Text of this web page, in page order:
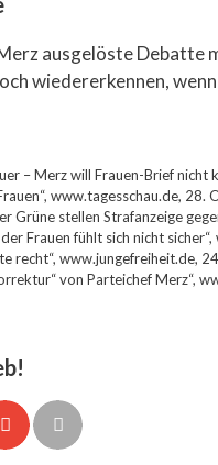
ausgelöste Debatte
wiedererkennen,
– Merz will Frauen-Brief
www.tagesschau.de, 28.
Grüne stellen Strafanzeige
Frauen fühlt sich nicht
recht“, www.jungefreiheit.de,
von Parteichef Merz“,